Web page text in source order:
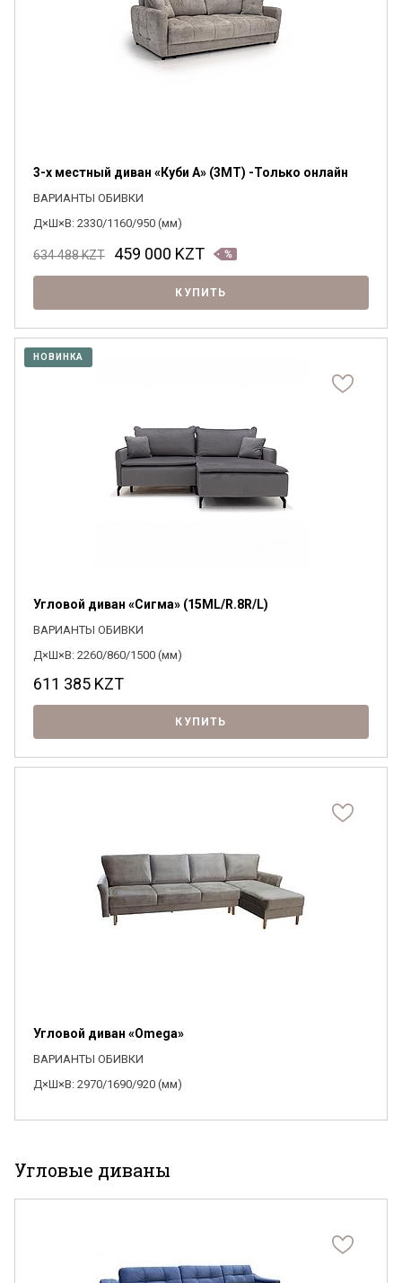
3-х местный диван «Куби А» (3MT) -Только онлайн
ВАРИАНТЫ ОБИВКИ
Д×Ш×В: 2330/1160/950 (мм)
634 488KZT 459 000 KZT
КУПИТЬ
НОВИНКА
Угловой диван «Сигма» (15ML/R.8R/L)
ВАРИАНТЫ ОБИВКИ
Д×Ш×В: 2260/860/1500 (мм)
611 385 KZT
КУПИТЬ
Угловой диван «Omega»
ВАРИАНТЫ ОБИВКИ
Д×Ш×В: 2970/1690/920 (мм)
Угловые диваны